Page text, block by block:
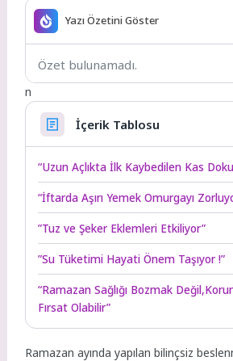
Yazı Özetini Göster
Özet bulunamadı.
n
İçerik Tablosu
“Uzun Açlıkta İlk Kaybedilen Kas
“İftarda Aşırı Yemek Omurgayı
”Tuz ve Şeker Eklemleri Etkiliyor”
”Su Tüketimi Hayati Önem Taşıyor !”
“Ramazan Sağlığı Bozmak
Fırsat Olabilir”
Ramazan ayında yapılan bilinçsiz